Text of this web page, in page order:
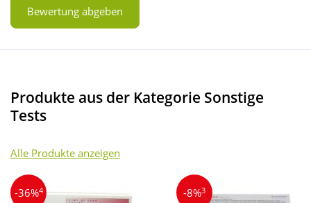
Bewertung abgeben
Produkte aus der Kategorie Sonstige
Tests
Alle Produkte anzeigen
-36%4 -8%3